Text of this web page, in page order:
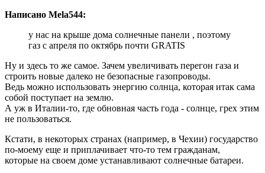
Написано Mela544:
у нас на крыше дома солнечные панели , поэтому
газ с апреля по октябрь почти GRATIS
Ну и здесь то же самое. Зачем увеличивать перегон газа и
строить новые далеко не безопасные газопроводы.
Ведь можно использовать энергию солнца, которая итак сама
собой поступает на землю.
А уж в Италии-то, где обновная часть года - солнце, грех этим
не пользоваться.
Кстати, в некоторых странах (например, в Чехии) государство
по-моему еще и приплачивает что-то тем гражданам,
которые на своем доме устанавливают солнечные батареи.